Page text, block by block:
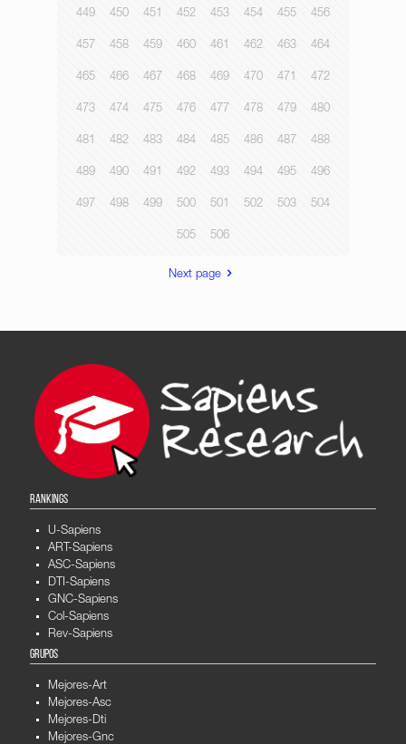
449 450 451 452 453 454 455 456
457 458 459 460 461 462 463 464
465 466 467 468 469 470 471 472
473 474 475 476 477 478 479 480
481 482 483 484 485 486 487 488
489 490 491 492 493 494 495 496
497 498 499 500 501 502 503 504
505 506
Next page
RANKINGS
U-Sapiens
ART-Sapiens
ASC-Sapiens
DTI-Sapiens
GNC-Sapiens
Col-Sapiens
Rev-Sapiens
GRUPOS
Mejores-Art
Mejores-Asc
Mejores-Dti
Mejores-Gnc